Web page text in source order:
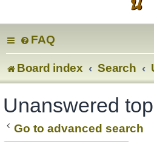
FAQ
Board index Search
Unanswered
Go to advanced search